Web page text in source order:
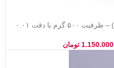
ترازوی دیجیتال دقیق (Pocket Scale) – ظرفیت ۵۰۰ گرم با دقت ۰.۰۱
1.150.000 تومان